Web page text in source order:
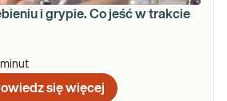
i grypie. Co jeść w trakcie
minut
się więcej